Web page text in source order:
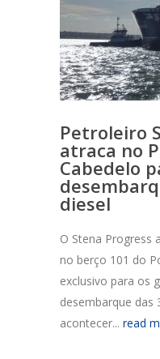
Petroleiro
atraca no
Cabedelo
diesel
O Stena Progress
no berço 101 do
exclusivo para os
desembarque das
acontecer... read